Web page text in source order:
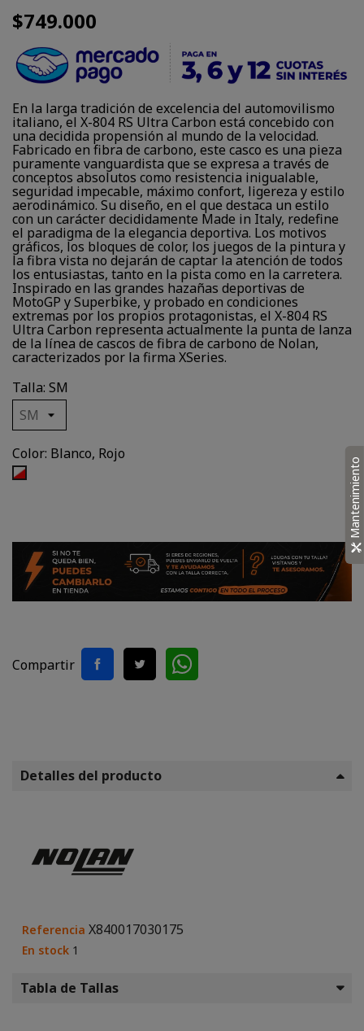
$749.000
En la larga tradición de excelencia del automovilismo
italiano, el X-804 RS Ultra Carbon está concebido con
una decidida propensión al mundo de la velocidad.
Fabricado en fibra de carbono, este casco es una pieza
puramente vanguardista que se expresa a través de
conceptos absolutos como resistencia inigualable,
seguridad impecable, máximo confort, ligereza y estilo
aerodinámico. Su diseño, en el que destaca un estilo
con un carácter decididamente Made in Italy, redefine
el paradigma de la elegancia deportiva. Los motivos
gráficos, los bloques de color, los juegos de la pintura y
la fibra vista no dejarán de captar la atención de todos
los entusiastas, tanto en la pista como en la carretera.
Inspirado en las grandes hazañas deportivas de
MotoGP y Superbike, y probado en condiciones
extremas por los propios protagonistas, el X-804 RS
Ultra Carbon representa actualmente la punta de lanza
de la línea de cascos de fibra de carbono de Nolan,
caracterizados por la firma XSeries.
Talla: SM
Color: Blanco, Rojo
Blanco,
Compartir
Detalles del producto
Referencia X840017030175
En stock 1
Tabla de Tallas
Mantenimiento